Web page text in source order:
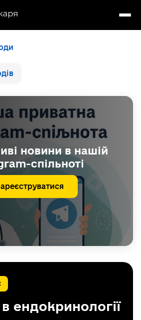
новини в нашій
спільноті
в ендокринології